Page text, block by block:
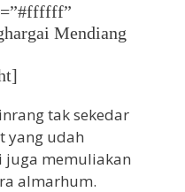
Mendiang
tak sekedar
yang udah
juga memuliakan
almarhum.